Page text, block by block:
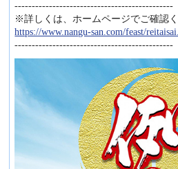
----------------------------------------------
※詳しくは、ホームページでご確認く
https://www.nangu-san.com/feast/
----------------------------------------------